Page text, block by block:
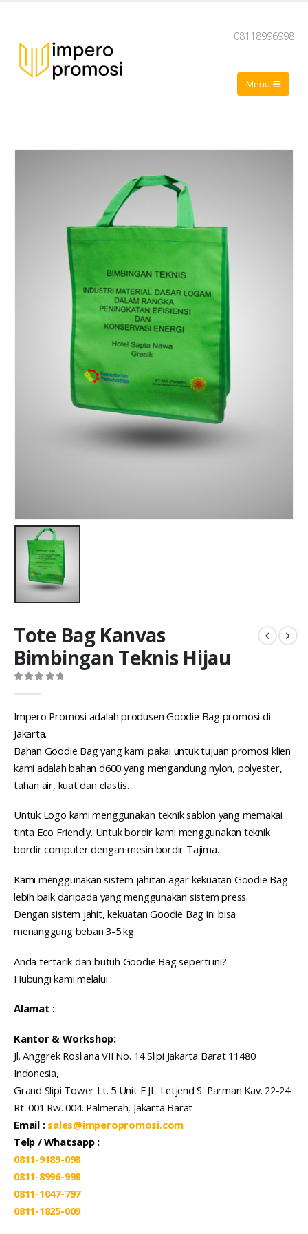
08118996998
Tote Bag Kanvas
Bimbingan Teknis Hijau
Impero Promosi adalah produsen Goodie Bag promosi di
Jakarta.
Bahan Goodie Bag yang kami pakai untuk tujuan promosi klien
kami adalah bahan d600 yang mengandung nylon, polyester,
tahan air, kuat dan elastis.
Untuk Logo kami menggunakan teknik sablon yang memakai
tinta Eco Friendly. Untuk bordir kami menggunakan teknik
bordir computer dengan mesin bordir Tajima.
Kami menggunakan sistem jahitan agar kekuatan Goodie Bag
lebih baik daripada yang menggunakan sistem press.
Dengan sistem jahit, kekuatan Goodie Bag ini bisa
menanggung beban 3-5 kg.
Anda tertarik dan butuh Goodie Bag seperti ini?
Hubungi kami melalui :
Alamat :
Kantor & Workshop:
Jl. Anggrek Rosliana VII No. 14 Slipi Jakarta Barat 11480
Indonesia,
Grand Slipi Tower Lt. 5 Unit F JL. Letjend S. Parman Kav. 22-24
Rt. 001 Rw. 004. Palmerah, Jakarta Barat
Email : sales@imperopromosi.com
Telp / Whatsapp :
0811-9189-098
0811-8996-998
0811-1047-797
0811-1825-009